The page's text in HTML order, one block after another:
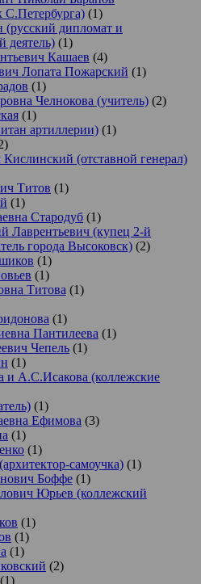
С.Петербурга) (1)
дипломат и
деятель) (1)
Кашаев (4)
Лопата Пожарский (1)
(1)
Челнокова (учитель) (2)
(1)
артиллерии) (1)
(отставной генерал)
Титов (1)
(1)
Стародуб (1)
Лаврентьевич (купец 2-й
города Высоковск) (2)
(1)
(1)
Титова (1)
(1)
Пантилеева (1)
Чепель (1)
(1)
А.С.Исакова (коллежские
(1)
Ефимова (3)
(1)
(1)
самоучка) (1)
Боффе (1)
Юрьев (коллежский
(1)
(1)
(1)
(2)
(1)